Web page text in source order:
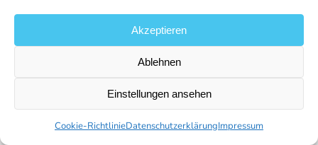
Akzeptieren
Ablehnen
Einstellungen ansehen
Cookie-RichtlinieDatenschutzerklärungImpressum
Energieversorgung. Nutzen Sie die kostenlose
Energie aus Sonne oder Luft und leisten Sie Ihren
Beitrag zum Umweltschutz. Unsere regenerativen
Photovoltaikanlagen, ermöglichen es Ihnen, saubere
und grüne Energie zu erzeugen und dabei Ihre
Energiekosten zu senken. Wir unterstützen Sie bei